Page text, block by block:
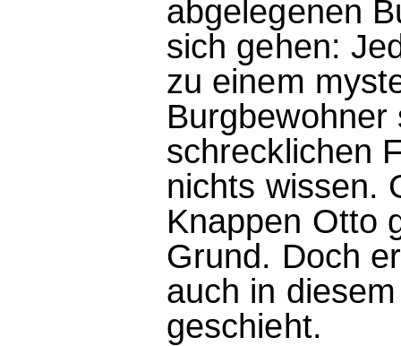
abgelegenen
sich gehen:
zu einem
schrecklichen
nichts wissen.
Knappen Otto
Grund. Doch
auch in
geschieht.